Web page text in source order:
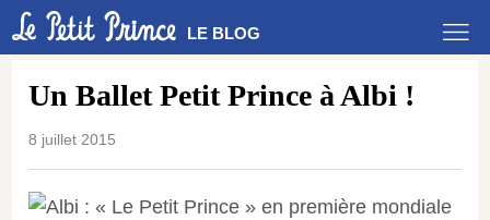
LE BLOG
Un Ballet Petit Prince à Albi !
8 juillet 2015